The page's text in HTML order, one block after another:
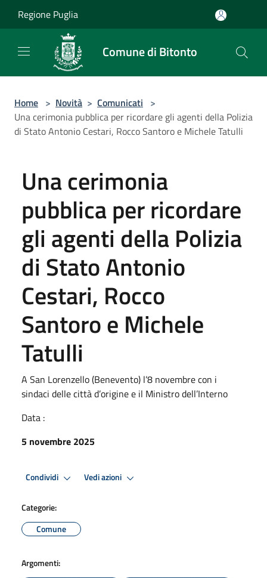
Regione Puglia
Comune di Bitonto
Home > Novità > Comunicati >
Una cerimonia pubblica per ricordare gli agenti della Polizia
di Stato Antonio Cestari, Rocco Santoro e Michele Tatulli
Una cerimonia
pubblica per ricordare
gli agenti della Polizia
di Stato Antonio
Cestari, Rocco
Santoro e Michele
Tatulli
A San Lorenzello (Benevento) l’8 novembre con i
sindaci delle città d’origine e il Ministro dell’Interno
Data :
5 novembre 2025
Condividi Vedi azioni
Categorie:
Comune
Argomenti: